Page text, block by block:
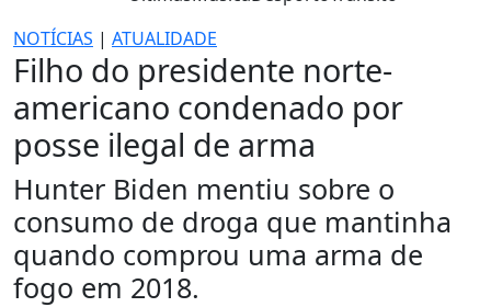
NOTÍCIAS | ATUALIDADE
Filho do presidente norte-
americano condenado por
posse ilegal de arma
Hunter Biden mentiu sobre o
consumo de droga que mantinha
quando comprou uma arma de
fogo em 2018.